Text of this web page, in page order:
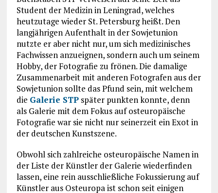
Student der Medizin in Leningrad, welches
heutzutage wieder St. Petersburg heißt. Den
langjährigen Aufenthalt in der Sowjetunion
nutzte er aber nicht nur, um sich medizinisches
Fachwissen anzueignen, sondern auch um seinem
Hobby, der Fotografie zu frönen. Die damalige
Zusammenarbeit mit anderen Fotografen aus der
Sowjetunion sollte das Pfund sein, mit welchem
die Galerie STPspäter punkten konnte, denn
als Galerie mit dem Fokus auf osteuropäische
Fotografie war sie nicht nur seinerzeit ein Exot in
der deutschen Kunstszene.
Obwohl sich zahlreiche osteuropäische Namen in
der Liste der Künstler der Galerie wiederfinden
lassen, eine rein ausschließliche Fokussierung auf
Künstler aus Osteuropa ist schon seit einigen